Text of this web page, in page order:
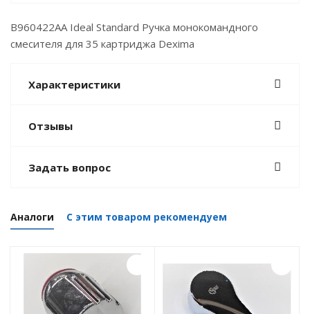
B960422AA Ideal Standard Ручка монокомандного
смесителя для 35 картриджа Dexima
Характеристики
Отзывы
Задать вопрос
Аналоги С этим товаром рекомендуем